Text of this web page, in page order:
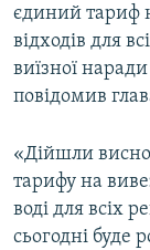
Усі сайти
єдиний тариф
відходів для
виїзної
повідомив
«Дійшли
тарифу на
воді для всіх
сьогодні буде